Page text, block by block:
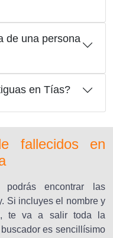
de una persona
en Tías?
fallecidos en
encontrar las
Si incluyes el nombre y
te va a salir toda la
es sencillísimo